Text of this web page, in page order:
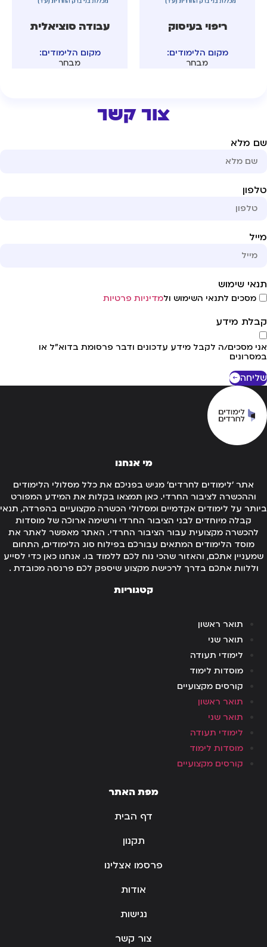
ריפוי בעיסוק
מקום הלימודים:
מבחר
עבודה סוציאלית
מקום הלימודים:
מבחר
צור קשר
מלא
שימוש
מסכים לתנאי השימוש ולמדיניות פרטיות
מידע
מסכים/ה לקבל מידע עדכונים ודבר פרסומת בדוא"ל או
מי אנחנו
אתר 'לימודים לחרדים' מגיש בפניכם את כלל מסלולי הלימודים
וההכשרה לציבור החרדי. כאן תמצאו בקלות את המידע המפורט
על לימודים אקדמיים ומסלולי הכשרה מקצועיים בהפרדה, תנאי
קבלה מיוחדים לבני הציבור החרדי ורשימה ארוכה של מוסדות
להכשרה מקצועית עבור הציבור החרדי. האתר מאפשר לאתר את
מוסד הלימודים המתאים עבורכם בפילוח סוג הלימודים, התחום
אתכם, והאזור שהכי נוח לכם ללמוד בו. אנחנו כאן כדי לסייע
וללוות אתכם בדרך לרכישת מקצוע שיספק לכם פרנסה מכובדת .
קטגוריות
תואר ראשון
תואר שני
לימודי תעודה
מוסדות לימוד
קורסים מקצועיים
תואר ראשון
תואר שני
לימודי תעודה
מוסדות לימוד
קורסים מקצועיים
מפת האתר
דף הבית
תקנון
פרסמו אצלינו
אודות
נגישות
צור קשר